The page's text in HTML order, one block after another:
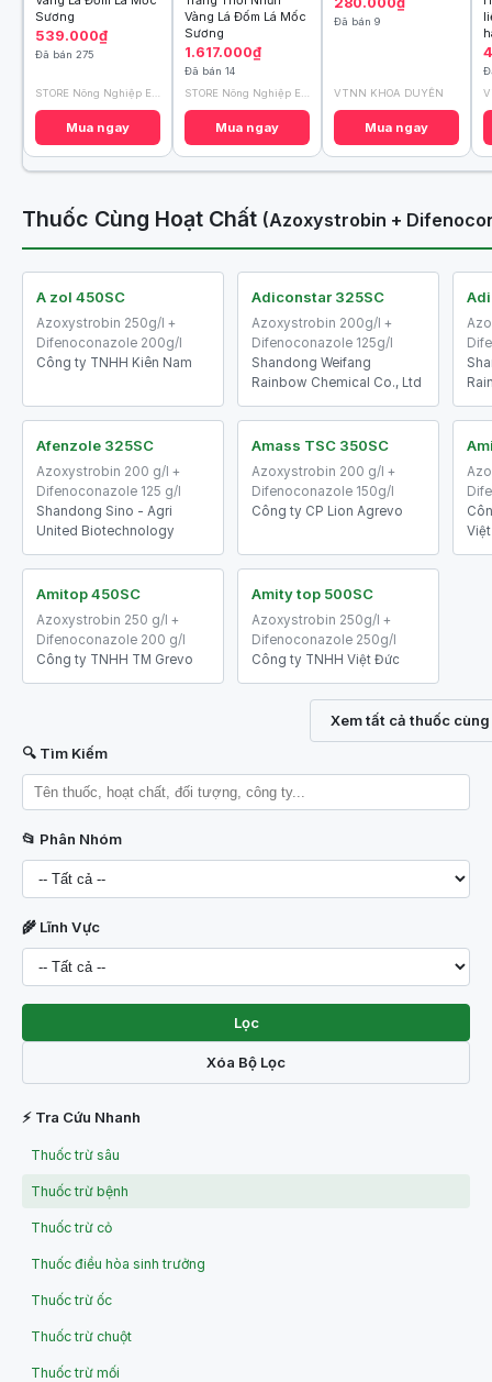
Sương
539.000₫
Đã bán 275
Mua ngay
Vàng Lá Đốm Lá Mốc
Sương
1.617.000₫
Đã bán 14
Mua ngay
Đã bán 9
VTNN KHOA DUYÊN
Mua ngay
Thuốc Cùng Hoạt Chất (Azoxystrobin +
A zol 450SC
Azoxystrobin 250g/l +
Difenoconazole 200g/l
Công ty TNHH Kiên Nam
Adiconstar 325SC
Azoxystrobin 200g/l +
Difenoconazole 125g/l
Shandong Weifang
Rainbow Chemical Co., Ltd
Afenzole 325SC
Azoxystrobin 200 g/l +
Difenoconazole 125 g/l
Shandong Sino - Agri
United Biotechnology
Amass TSC 350SC
Azoxystrobin 200 g/l +
Difenoconazole 150g/l
Công ty CP Lion Agrevo
Amitop 450SC
Azoxystrobin 250 g/l +
Difenoconazole 200 g/l
Công ty TNHH TM Grevo
Amity top 500SC
Azoxystrobin 250g/l +
Difenoconazole 250g/l
Công ty TNHH Việt Đức
Xem tất cả thuốc
🔍 Tìm Kiếm
📂 Phân Nhóm
🌾 Lĩnh Vực
Lọc
Xóa Bộ Lọc
⚡ Tra Cứu Nhanh
Thuốc trừ sâu
Thuốc trừ bệnh
Thuốc trừ cỏ
Thuốc điều hòa sinh trưởng
Thuốc trừ ốc
Thuốc trừ chuột
Thuốc trừ mối